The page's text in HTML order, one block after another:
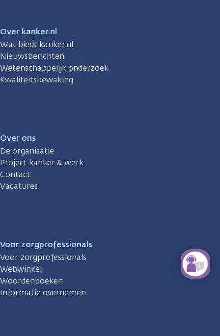
Over kanker.nl
Wat biedt kanker.nl
Nieuwsberichten
Wetenschappelijk onderzoek
Kwaliteitsbewaking
Over ons
De organisatie
Project kanker & werk
Contact
Vacatures
Voor zorgprofessionals
Voor zorgprofessionals
Webwinkel
Woordenboeken
Informatie overnemen